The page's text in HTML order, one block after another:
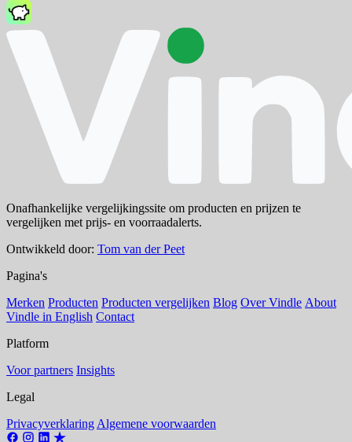
Onafhankelijke vergelijkingssite om producten en prijzen te
vergelijken met prijs- en voorraadalerts.
Ontwikkeld door: Tom van der Peet
Pagina's
Merken Producten Producten vergelijken Blog Over Vindle About
Vindle in English Contact
Platform
Voor partners Insights
Legal
Privacyverklaring Algemene voorwaarden